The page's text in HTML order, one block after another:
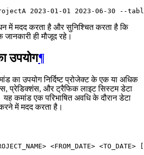
2023 -01-01 2023 -06-30 --
में मदद करता है और सुनिश्चित करता है कि
जानकारी ही मौजूद रहे।
उपयोग¶
का उपयोग निर्दिष्ट प्रोजेक्ट के एक या अधिक
प्रेडिक्शंस, और ट्रैफिक लाइट सिस्टम डेटा
कमांड एक परिभाषित अवधि के दौरान डेटा
में मदद करता है।
<FROM_DATE> <TO_DATE> [